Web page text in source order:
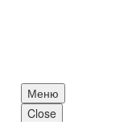
Меню
Close